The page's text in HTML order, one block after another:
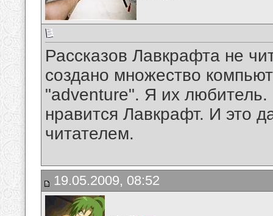
Рассказов Лавкрафта не
создано множество
"adventure". Я их любитель.
нравится Лавкрафт. И это
читателем.
19.05.2009, 08:52